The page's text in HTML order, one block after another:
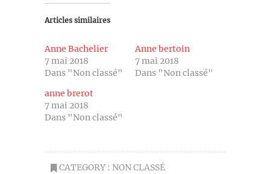
Articles similaires
Anne Bachelier
7 mai 2018
Dans "Non classé"
Anne bertoin
7 mai 2018
Dans "Non classé"
anne brerot
7 mai 2018
Dans "Non classé"
CATEGORY : NON CLASSÉ